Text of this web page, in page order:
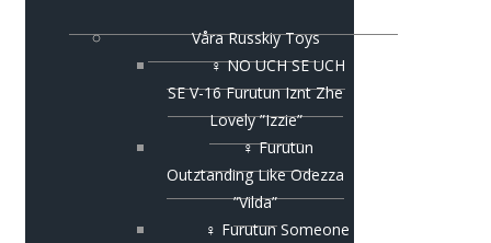
Våra Russkiy Toys
♀ NO UCH SE UCH
SE V-16 Furutun Iznt Zhe
Lovely ”Izzie”
♀ Furutun
Outztanding Like Odezza
”Vilda”
♀ Furutun Someone